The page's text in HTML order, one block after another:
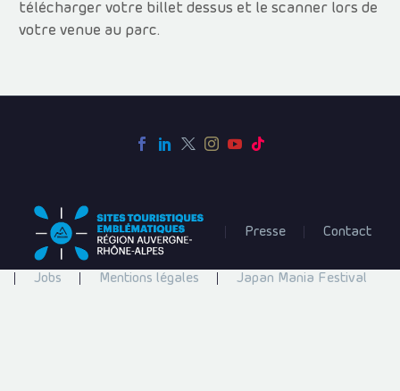
télécharger votre billet dessus et le scanner lors de
votre venue au parc.
Presse Contact
Jobs Mentions légales Japan Mania Festival